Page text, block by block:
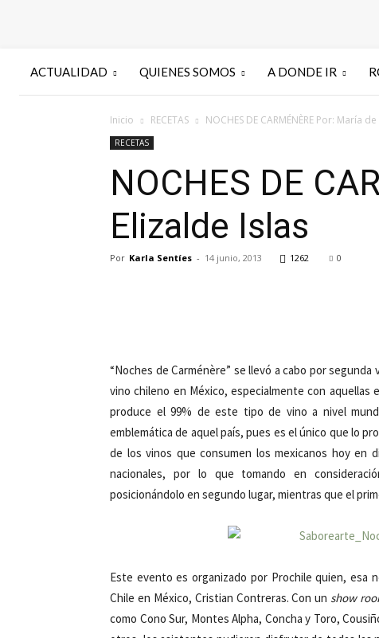
ACTUALIDAD QUIENES SOMOS A DONDE IR
Inicio RECETAS NOCHES DE CARMÉNÈRE Por: María
RECETAS
NOCHES DE
Elizalde Islas
Por Karla Sentíes - 14 junio, 2013 1262 0
“Noches de Carménère” se llevó a cabo por
vino chileno en México, especialmente con
produce el 99% de este tipo de vino a nivel
emblemática de aquel país, pues es el único que lo
de los vinos que consumen los mexicanos hoy en
nacionales, por lo que tomando en
posicionándolo en segundo lugar, mientras que el
Este evento es organizado por Prochile quien, esa
Chile en México, Cristian Contreras. Con un show
como Cono Sur, Montes Alpha, Concha y Toro,